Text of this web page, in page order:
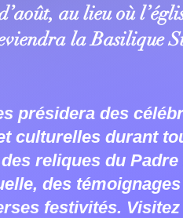
au lieu où
la Basilique
présidera des
culturelles durant
reliques du Padre
des
festivités.